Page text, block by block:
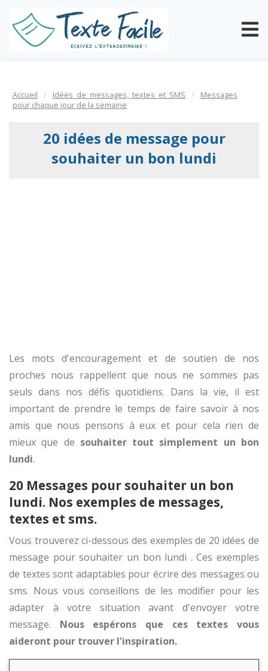
Accueil Idées de messages, textes et SMS
Messages
pour chaque jour de la semaine
20 idées de message pour
souhaiter un bon lundi
Les mots d'encouragement et de soutien de nos
proches nous rappellent que nous ne sommes pas
seuls dans nos défis quotidiens. Dans la vie, il est
important de prendre le temps de faire savoir à nos
amis que nous pensons à eux et pour cela rien de
mieux que de souhaiter tout simplement un bon
lundi.
20 Messages pour souhaiter un bon
lundi. Nos exemples de messages,
textes et sms.
Vous trouverez ci-dessous des exemples de 20 idées de
message pour souhaiter un bon lundi . Ces exemples
de textes sont adaptables pour écrire des messages ou
sms. Nous vous conseillons de les modifier pour les
adapter à votre situation avant d'envoyer votre
message. Nous espérons que ces textes vous
aideront pour trouver l'inspiration.